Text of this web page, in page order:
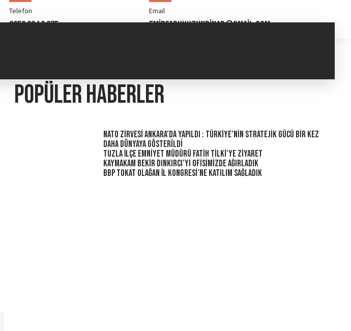
Telefon
0850 304 0 375
Email
emirfarukuzunpinar@gmail.com
Popüler haberler
NATO Zirvesi Ankara’da Yapıldı : Türkiye’nin Stratejik Gücü Bir Kez
Daha Dünyaya Gösterildi
Tuzla İlçe Emniyet Müdürü Fatih Tilki’ye Ziyaret
Kaymakam Bekir Dınkırcı’yı Ofisimizde Ağırladık
BBP Tokat Olağan İl Kongresi’ne Katılım Sağladık